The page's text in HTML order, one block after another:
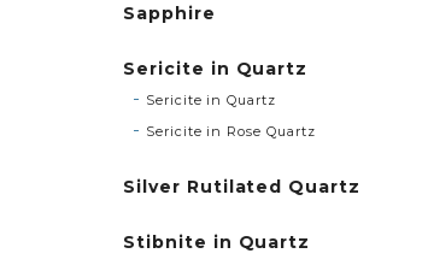
Sapphire
Sericite in Quartz
Sericite in Quartz
Sericite in Rose Quartz
Silver Rutilated Quartz
Stibnite in Quartz